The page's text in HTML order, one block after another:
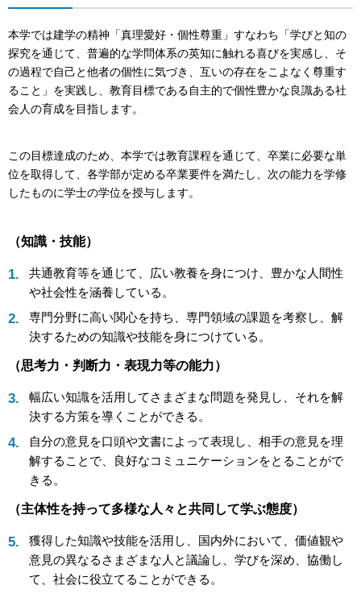
本学では建学の精神「真理愛好・個性尊重」すなわち「学びと知の
探究を通じて、普遍的な学問体系の英知に触れる喜びを実感し、そ
の過程で自己と他者の個性に気づき、互いの存在をこよなく尊重す
ること」を実践し、教育目標である自主的で個性豊かな良識ある社
会人の育成を目指します。
この目標達成のため、本学では教育課程を通じて、卒業に必要な単
位を取得して、各学部が定める卒業要件を満たし、次の能力を学修
したものに学士の学位を授与します。
（知識・技能）
共通教育等を通じて、広い教養を身につけ、豊かな人間性
や社会性を涵養している。
専門分野に高い関心を持ち、専門領域の課題を考察し、解
決するための知識や技能を身につけている。
（思考力・判断力・表現力等の能力）
幅広い知識を活用してさまざまな問題を発見し、それを解
決する方策を導くことができる。
自分の意見を口頭や文書によって表現し、相手の意見を理
解することで、良好なコミュニケーションをとることがで
きる。
（主体性を持って多様な人々と共同して学ぶ態度）
獲得した知識や技能を活用し、国内外において、価値観や
意見の異なるさまざまな人と議論し、学びを深め、協働し
て、社会に役立てることができる。